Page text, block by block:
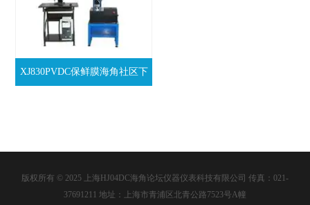
XJ830PVDC保鲜膜海角社区下
版权所有 © 2025 上海HJ04DC海角论坛仪器仪表科技有限公司 传真：021-
37691211 地址：上海市青浦区北青公路7523号A幢